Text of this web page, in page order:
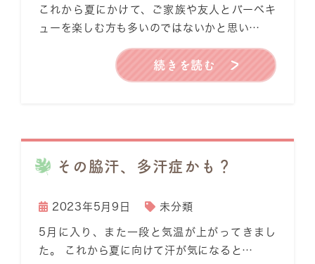
これから夏にかけて、ご家族や友人とバーベキ
ューを楽しむ方も多いのではないかと思い…
続きを読む
その脇汗、多汗症かも？
2023年5月9日 未分類
5月に入り、また一段と気温が上がってきまし
た。 これから夏に向けて汗が気になると…